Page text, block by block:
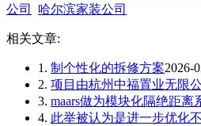
公司
哈尔滨家装公司
相关文章:
1. 制个性化的拆修方案2026-
2. 项目由杭州中福置业无限
3. maars做为模块化隔绝距离
4. 此举被认为是进一步优化